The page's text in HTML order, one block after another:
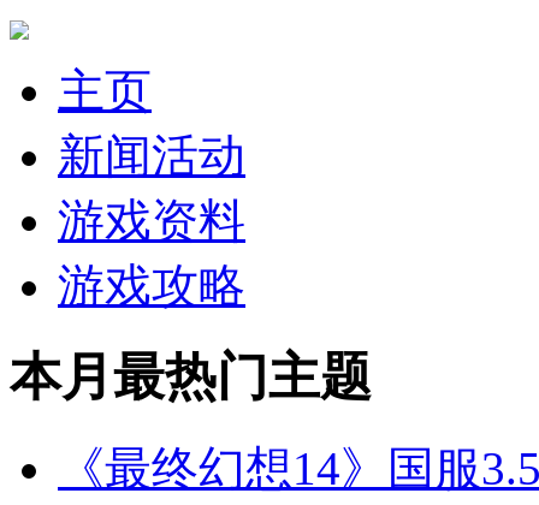
主页
新闻活动
游戏资料
游戏攻略
本月最热门主题
《最终幻想14》国服